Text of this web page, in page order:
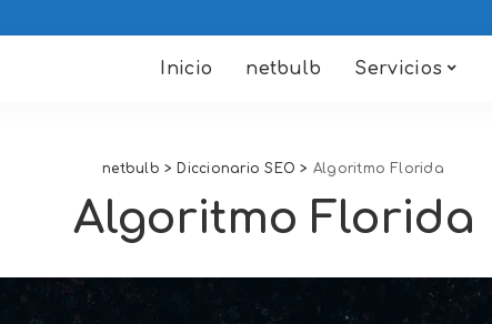
Inicio netbulb Servicios
netbulb > Diccionario SEO > Algoritmo Florida
Algoritmo Florida